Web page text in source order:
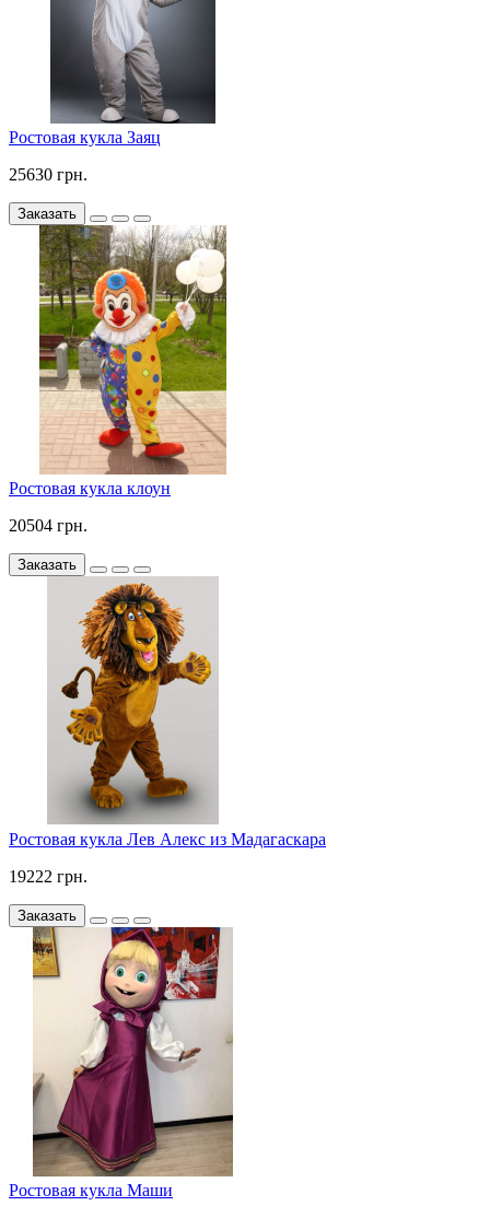
Ростовая кукла Заяц
25630 грн.
Заказать
Ростовая кукла клоун
20504 грн.
Заказать
Ростовая кукла Лев Алекс из Мадагаскара
19222 грн.
Заказать
Ростовая кукла Маши